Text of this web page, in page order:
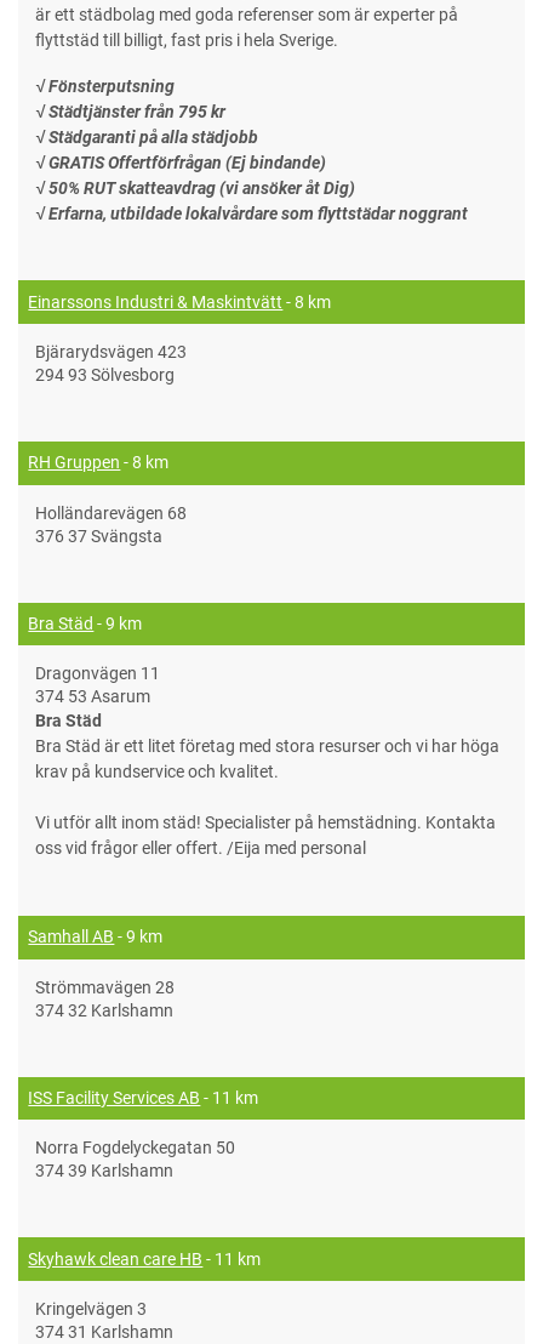
är ett städbolag med goda referenser som är experter på
flyttstäd till billigt, fast pris i hela Sverige.
√ Fönsterputsning
√ Städtjänster från 795 kr
√ Städgaranti på alla städjobb
√ GRATIS Offertförfrågan (Ej bindande)
√ 50% RUT skatteavdrag (vi ansöker åt Dig)
√ Erfarna, utbildade lokalvårdare som flyttstädar noggrant
Einarssons Industri & Maskintvätt - 8 km
Bjärarydsvägen 423
294 93 Sölvesborg
RH Gruppen - 8 km
Holländarevägen 68
376 37 Svängsta
Bra Städ - 9 km
Dragonvägen 11
374 53 Asarum
Bra Städ
Bra Städ är ett litet företag med stora resurser och vi har höga
krav på kundservice och kvalitet.
Vi utför allt inom städ! Specialister på hemstädning. Kontakta
oss vid frågor eller offert. /Eija med personal
Samhall AB - 9 km
Strömmavägen 28
374 32 Karlshamn
ISS Facility Services AB - 11 km
Norra Fogdelyckegatan 50
374 39 Karlshamn
Skyhawk clean care HB - 11 km
Kringelvägen 3
374 31 Karlshamn